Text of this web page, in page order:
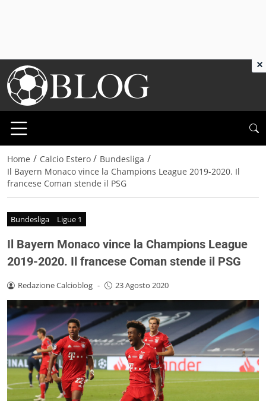
Home / Calcio Estero / Bundesliga /
Il Bayern Monaco vince la Champions League 2019-2020. Il
francese Coman stende il PSG
Bundesliga Ligue 1
Il Bayern Monaco vince la Champions League
2019-2020. Il francese Coman stende il PSG
Redazione Calcioblog - 23 Agosto 2020
×